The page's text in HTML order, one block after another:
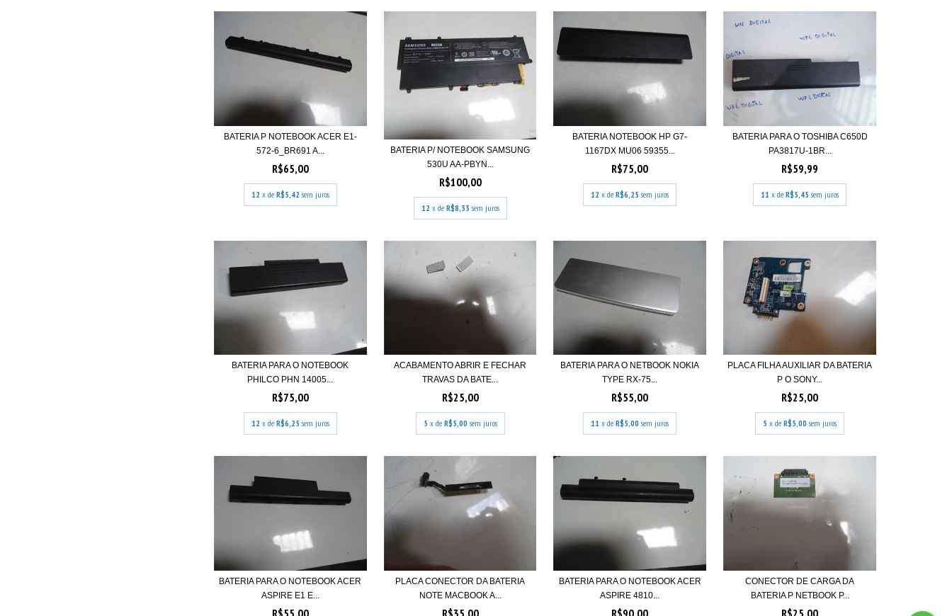
BATERIA P NOTEBOOK ACER E1-
572-6_BR691 A...
R$65,00
12 x de R$5,42 sem juros
BATERIA P/ NOTEBOOK SAMSUNG
530U AA-PBYN...
R$100,00
12 x de R$8,33 sem juros
BATERIA NOTEBOOK HP G7-
1167DX MU06 59355...
R$75,00
12 x deR$6,25 sem juros
BATERIA PARA O TOSHIBA C650D
PA3817U-1BR...
R$59,99
11 x deR$5,45 sem juros
BATERIA PARA O NOTEBOOK
PHILCO PHN 14005...
R$75,00
12 x de R$6,25 sem juros
ACABAMENTO ABRIR E FECHAR
TRAVAS DA BATE...
R$25,00
5 x de R$5,00 sem juros
BATERIA PARA O NETBOOK NOKIA
TYPE RX-75...
R$55,00
11 x deR$5,00 sem juros
PLACA FILHA AUXILIAR DA BATERIA
P O SONY...
R$25,00
5 x deR$5,00 sem juros
BATERIA PARA O NOTEBOOK ACER
ASPIRE E1 E...
PLACA CONECTOR DA BATERIA
NOTE MACBOOK A...
BATERIA PARA O NOTEBOOK ACER
ASPIRE 4810...
CONECTOR DE CARGA DA
BATERIA P NETBOOK P...